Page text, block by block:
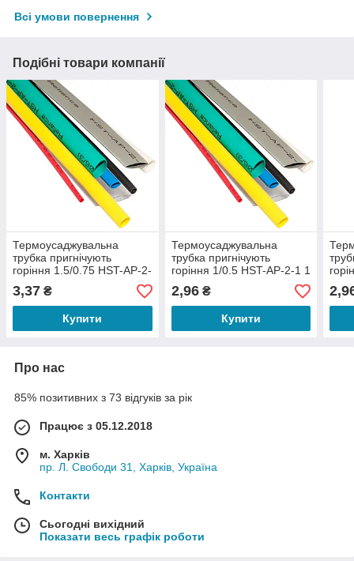
Всі умови повернення
Подібні товари компанії
Термоусаджувальна
трубка пригнічують
горіння 1.5/0.75 HST-AP-2-
1 1 метр
3,37 ₴
Купити
Термоусаджувальна
трубка пригнічують
горіння 1/0.5 HST-AP-2-1 1
метр
2,96₴
Купити
Про нас
85% позитивних з 73 відгуків за рік
Працює з 05.12.2018
м. Харків
пр. Л. Свободи 31, Харків, Україна
Контакти
Сьогодні вихідний
Показати весь графік роботи